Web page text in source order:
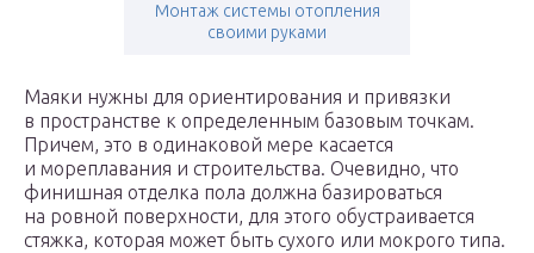
Монтаж системы отопления
своими руками
Маяки нужны для ориентирования и привязки
в пространстве к определенным базовым точкам.
Причем, это в одинаковой мере касается
и мореплавания и строительства. Очевидно, что
финишная отделка пола должна базироваться
на ровной поверхности, для этого обустраивается
стяжка, которая может быть сухого или мокрого типа.